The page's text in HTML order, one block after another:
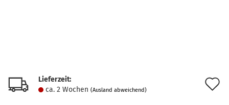
Lieferzeit:
ca. 2 Wochen (Ausland abweichend)